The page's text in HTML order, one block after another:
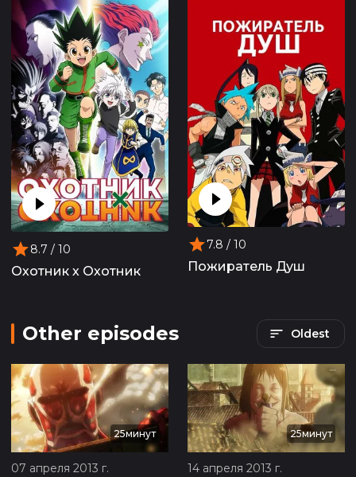
8.7 / 10
Охотник х Охотник
7.8 / 10
Пожиратель Душ
Other episodes Oldest
25минут
07 апреля 2013 г.
25минут
14 апреля 2013 г.